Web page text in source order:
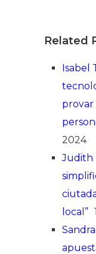
Related
Isabel
provar
2024
Judith
local”